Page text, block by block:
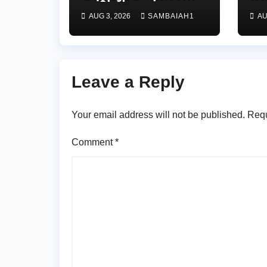
జాతీయ స్వాతంత్ర
సమరయోధుల
పురస్కారాలు
AUG 3, 2026 SAMBAIAH1
Leave a Reply
Your email address will not be published.
Comment*